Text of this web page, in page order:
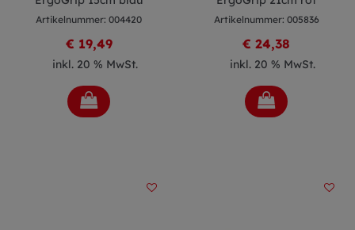
Artikelnummer: 004420
€ 19,49
inkl. 20 % MwSt.
Artikelnummer: 005836
€ 24,38
inkl. 20 % MwSt.